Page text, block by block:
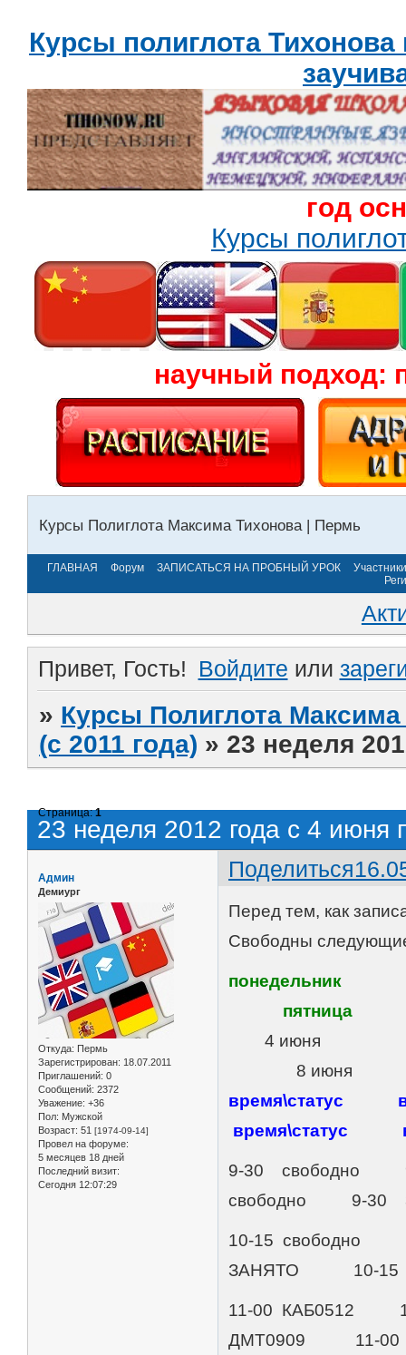
Курсы полиглота
год
Курсы
научный подход:
Курсы Полиглота Максима Тихонова | Пермь
ГЛАВНАЯ Форум ЗАПИСАТЬСЯ НА ПРОБНЫЙ УРОК
Участники
Привет, Гость! Войдите или
» Курсы Полиглота
(с 2011 года) » 23 неделя
23 неделя 2012 года с 4 июня
Страница:1
Поделиться
Админ
Демиург
Откуда: Пермь
Зарегистрирован: 18.07.2011
Приглашений: 0
Сообщений: 2372
Уважение: +36
Пол: Мужской
Возраст: 51 [1974-09-14]
Провел на форуме:
5 месяцев 18 дней
Последний визит:
Сегодня 12:07:29
Перед тем, как
Свободны
пятница
4 июня
8 июня
время\статус
время\статус
9-30 свободно
свободно 9-30
10-15
ЗАНЯТО 10-15
11-00 КАБ0512
ДМТ0909 11-00